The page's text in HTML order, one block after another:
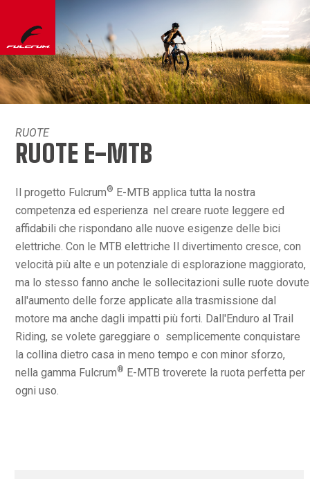
RUOTE
RUOTE E-MTB
Il progetto Fulcrum® E-MTB applica tutta la nostra
competenza ed esperienza nel creare ruote leggere ed
affidabili che rispondano alle nuove esigenze delle bici
elettriche. Con le MTB elettriche Il divertimento cresce, con
velocità più alte e un potenziale di esplorazione maggiorato,
ma lo stesso fanno anche le sollecitazioni sulle ruote dovute
all'aumento delle forze applicate alla trasmissione dal
motore ma anche dagli impatti più forti. Dall'Enduro al Trail
Riding, se volete gareggiare o semplicemente conquistare
la collina dietro casa in meno tempo e con minor sforzo,
nella gamma Fulcrum® E-MTB troverete la ruota perfetta per
ogni uso.